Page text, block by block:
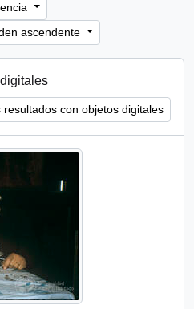
ascendente
resultados con objetos digitales